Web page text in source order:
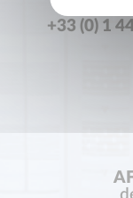
+33 (0) 1